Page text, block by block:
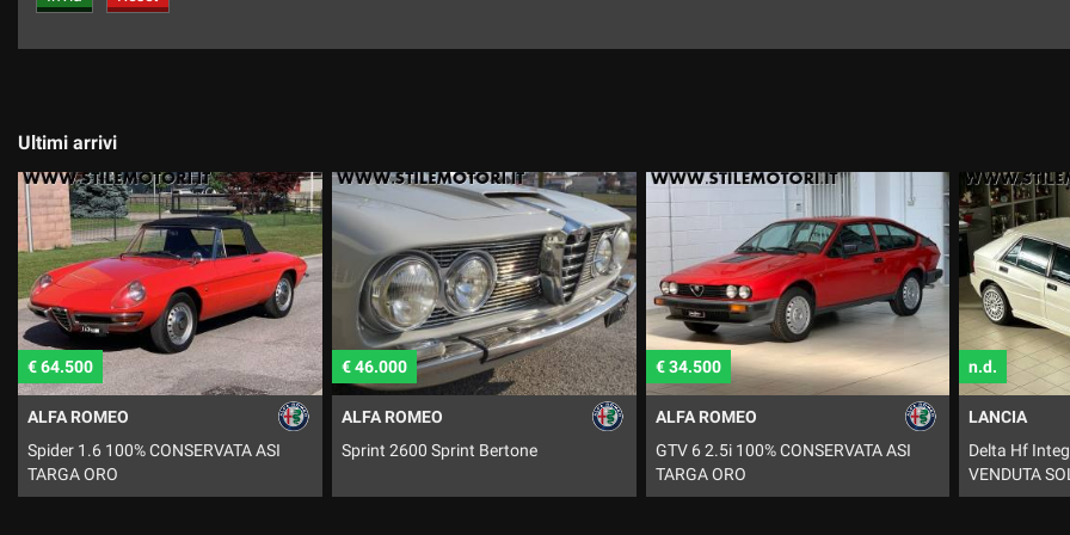
Ultimi arrivi
€ 46.000
ALFA ROMEO
Sprint 2600 Sprint Bertone
€ 34.500
ALFA ROMEO
GTV 6 2.5i 100% CONSERVATA ASI
n.d.
LANCIA
Delta Hf Integrale "Bianco Perla"
VENDUTA SOLD VERKAUFT
n.d.
BMW
M3